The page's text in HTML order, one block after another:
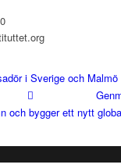
i Sverige och
och bygger ett nytt